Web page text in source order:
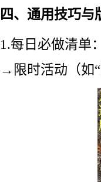
四、通用技巧与
1.每日必做清
→限时活动（如“